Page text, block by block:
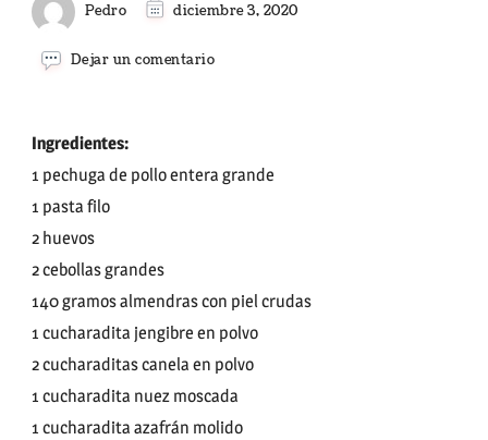
Pedro diciembre 3, 2020
Dejar un comentarioen
Ingredientes:
1 pechuga de pollo entera grande
1 pasta filo
2 huevos
2 cebollas grandes
140 gramos almendras con piel crudas
1 cucharadita jengibre en polvo
2 cucharaditas canela en polvo
1 cucharadita nuez moscada
1 cucharadita azafrán molido